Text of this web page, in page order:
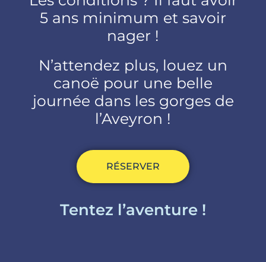
5 ans minimum et savoir
nager !
N’attendez plus, louez un
canoë pour une belle
journée dans les gorges de
l’Aveyron !
RÉSERVER
Tentez l’aventure !